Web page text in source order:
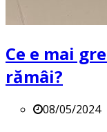
Ce e mai
rămâi?
08/05/2024